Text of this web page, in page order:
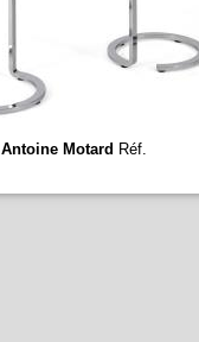
Antoine Motard Réf.